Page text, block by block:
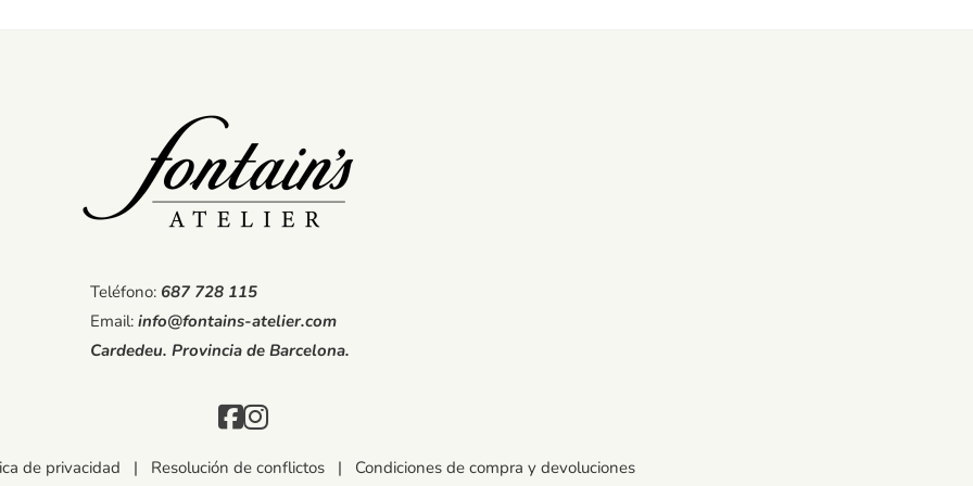
Teléfono: 687 728 115
Email: info@fontains-atelier.com
Cardedeu. Provincia de Barcelona.
de privacidad | Resolución de conflictos | Condiciones de compra y devoluciones